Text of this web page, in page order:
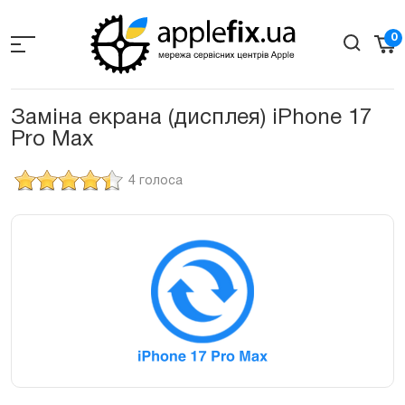
the
0
Заміна екрана (дисплея) iPhone 17
Pro Max
4 голоса